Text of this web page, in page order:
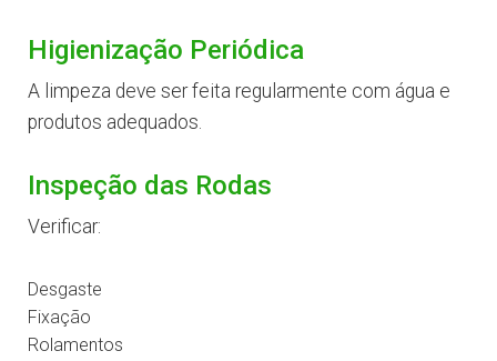
Higienização Periódica
A limpeza deve ser feita regularmente com água e
produtos adequados.
Inspeção das Rodas
Verificar:
Desgaste
Fixação
Rolamentos